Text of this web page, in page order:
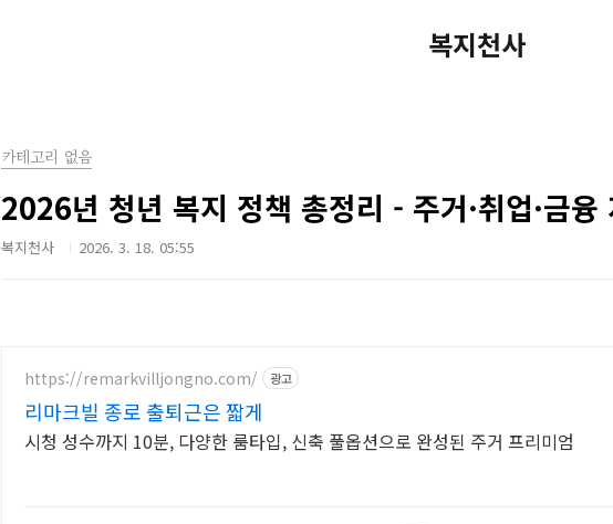
복지천사
카테고리 없음
2026년 청년 복지 정책 총정리 - 주거·취업·금융
복지천사 2026. 3. 18. 05:55
https://remarkvilljongno.com/ 광고
리마크빌 종로 출퇴근은 짧게
시청 성수까지 10분, 다양한 룸타입, 신축 풀옵션으로 완성된 주거 프리미엄